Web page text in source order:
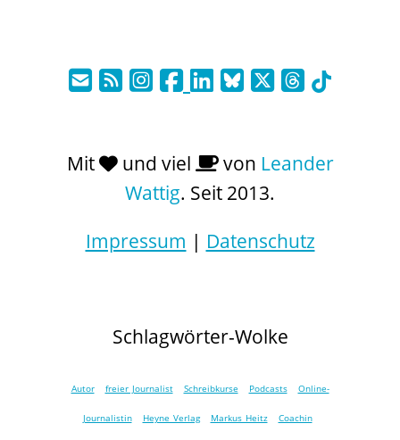
Mit und viel von Leander
Wattig. Seit 2013.
Impressum | Datenschutz
Schlagwörter-Wolke
Autor freier Journalist Schreibkurse Podcasts Online-
Journalistin Heyne Verlag Markus Heitz Coachin